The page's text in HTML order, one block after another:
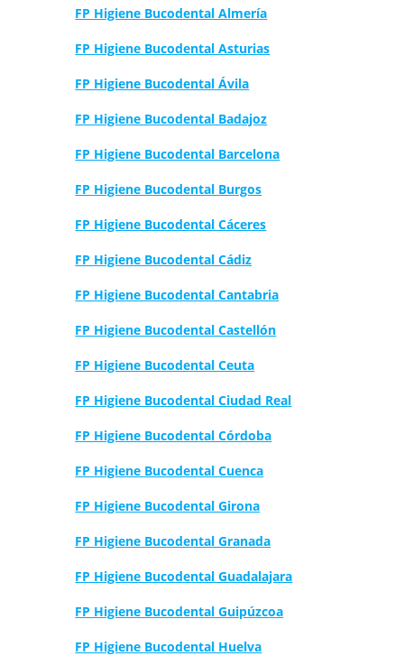
FP Higiene Bucodental Almería
FP Higiene Bucodental Asturias
FP Higiene Bucodental Ávila
FP Higiene Bucodental Badajoz
FP Higiene Bucodental Barcelona
FP Higiene Bucodental Burgos
FP Higiene Bucodental Cáceres
FP Higiene Bucodental Cádiz
FP Higiene Bucodental Cantabria
FP Higiene Bucodental Castellón
FP Higiene Bucodental Ceuta
FP Higiene Bucodental Ciudad Real
FP Higiene Bucodental Córdoba
FP Higiene Bucodental Cuenca
FP Higiene Bucodental Girona
FP Higiene Bucodental Granada
FP Higiene Bucodental Guadalajara
FP Higiene Bucodental Guipúzcoa
FP Higiene Bucodental Huelva